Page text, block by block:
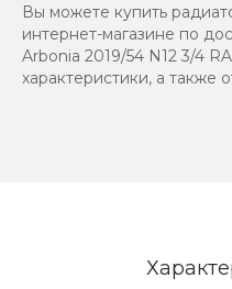
Вы можете купить
интернет-магазине по
Arbonia 2019/54 N12 3/4
характеристики, а также